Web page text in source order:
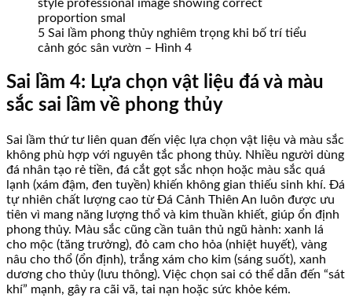
5 Sai lầm phong thủy nghiêm trọng khi bố trí tiểu
cảnh góc sân vườn – Hình 4
Sai lầm 4: Lựa chọn vật liệu đá và màu
sắc sai lầm về phong thủy
Sai lầm thứ tư liên quan đến việc lựa chọn vật liệu và màu sắc
không phù hợp với nguyên tắc phong thủy. Nhiều người dùng
đá nhân tạo rẻ tiền, đá cắt gọt sắc nhọn hoặc màu sắc quá
lạnh (xám đậm, đen tuyền) khiến không gian thiếu sinh khí. Đá
tự nhiên chất lượng cao từ Đá Cảnh Thiên An luôn được ưu
tiên vì mang năng lượng thổ và kim thuần khiết, giúp ổn định
phong thủy. Màu sắc cũng cần tuân thủ ngũ hành: xanh lá
cho mộc (tăng trưởng), đỏ cam cho hỏa (nhiệt huyết), vàng
nâu cho thổ (ổn định), trắng xám cho kim (sáng suốt), xanh
dương cho thủy (lưu thông). Việc chọn sai có thể dẫn đến “sát
khí” mạnh, gây ra cãi vã, tai nạn hoặc sức khỏe kém.